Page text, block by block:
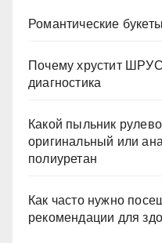
Романтические
Почему хрустит
диагностика
Какой пыльник
оригинальный или
полиуретан
Как часто нужно
рекомендации для